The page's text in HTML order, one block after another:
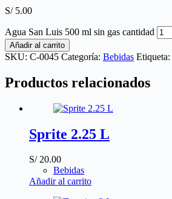
S/5.00
Agua San Luis 500 ml sin gas cantidad
Añadir al carrito
SKU: C-0045 Categoría: Bebidas Etiqueta:
Productos relacionados
Sprite 2.25 L
S/20.00
Bebidas
Añadir al carrito